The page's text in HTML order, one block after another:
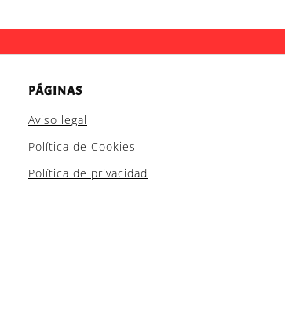
PÁGINAS
Aviso legal
Política de Cookies
Política de privacidad